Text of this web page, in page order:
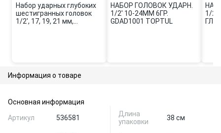
Набор ударных глубоких
шестигранных головок
1/2', 17, 19, 21 мм,
НАБОР ГОЛОВОК УДАРН.
1/2' 10-24ММ 6ГР.
GDAD1001 TOPTUL
1/2'
Информация о товаре
Основная информация
Артикул
536581
Длина
упаковки
38 см